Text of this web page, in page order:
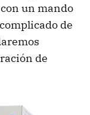
un mando
de
de